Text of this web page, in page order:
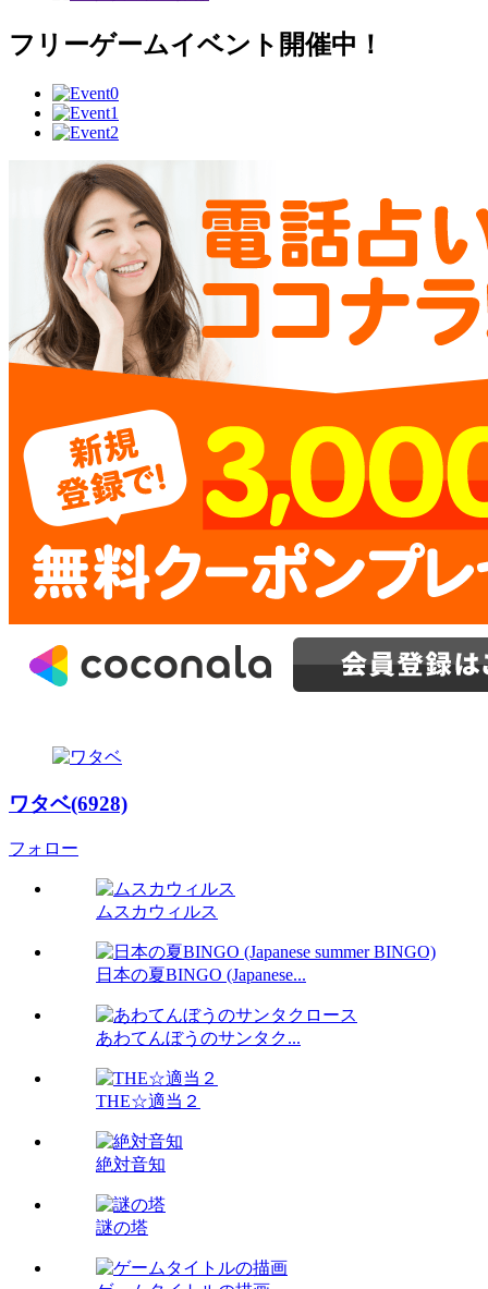
フリーゲームイベント開催中！
ワタベ(6928)
フォロー
ムスカウィルス
日本の夏BINGO (Japanese...
あわてんぼうのサンタク...
THE☆適当２
絶対音知
謎の塔